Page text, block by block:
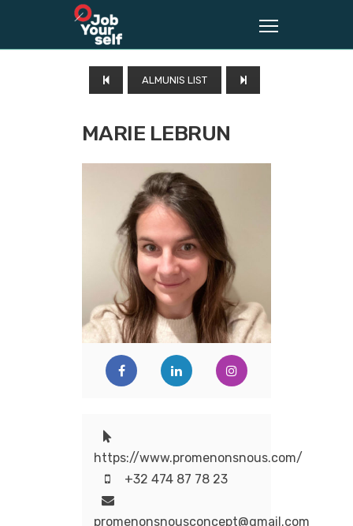
ALMUNIS LIST
MARIE LEBRUN
https://www.promenonsnous.com/
+32 474 87 78 23
promenonsnousconcept@gmail.com